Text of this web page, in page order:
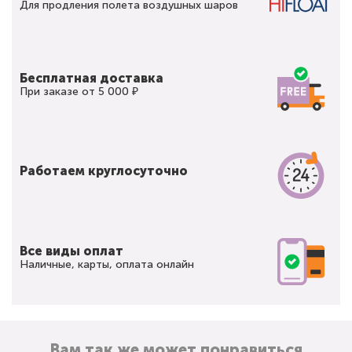
Для продления полета воздушных шаров
Бесплатная доставка
При заказе от 5 000 ₽
Работаем круглосуточно
Все виды оплат
Наличные, карты, оплата онлайн